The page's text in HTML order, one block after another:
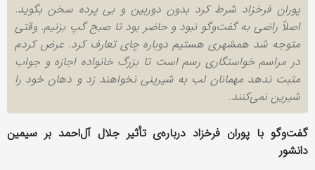
پوران فرخزاد شرط کرد بدون دوربین و بی پرده سخن بگوید.
اصلاً راضی به گفت‌وگو نبود و حاضر بود تا صبح گپ بزنیم. وقتی
متوجه شد همشهری هستیم دوباره چای تعارف کرد. عرض کردم
در مراسم خواستگاری رسم است تا بزرگ خانواده اجازه و جواب
مثبت ندهد مهمانان لب به شیرینی نخواهند زد و دهان خود را
شیرین نمی‌کنند.
گفتوگو با پوران فرخزاد دربارهی تأثیر جلال آلاحمد بر سیمین
دانشور